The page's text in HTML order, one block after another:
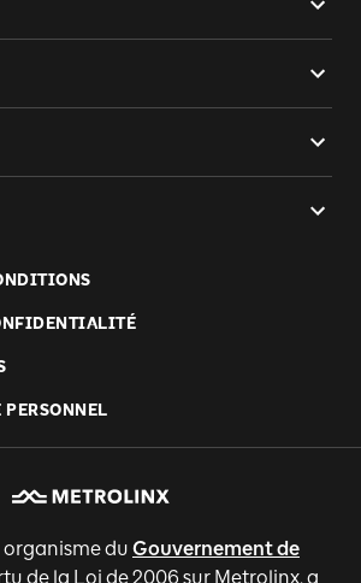
PERSONNEL
du Gouvernement de
de la Loi de 2006 sur Metrolinx, a